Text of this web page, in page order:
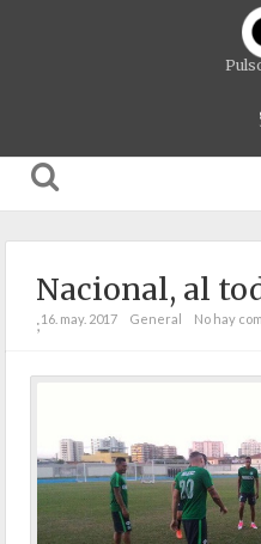
Nacional, al
;16. may. 2017 General No hay